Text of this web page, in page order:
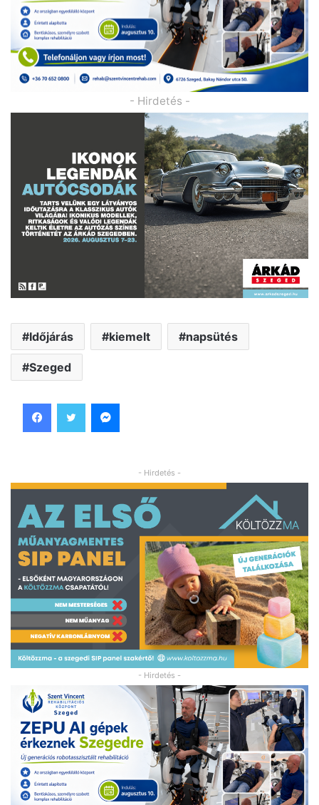
- Hirdetés -
Időjárás kiemelt napsütés
Szeged
- Hirdetés -
- Hirdetés -